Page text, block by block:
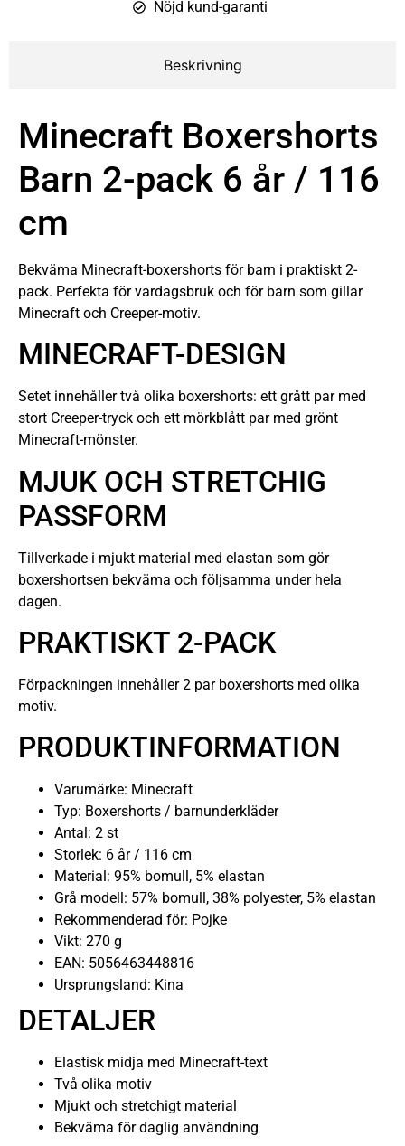
Nöjd kund-garanti
Beskrivning
Minecraft Boxershorts
Barn 2-pack 6 år / 116
cm
Bekväma Minecraft-boxershorts för barn i praktiskt 2-
pack. Perfekta för vardagsbruk och för barn som gillar
Minecraft och Creeper-motiv.
MINECRAFT-DESIGN
Setet innehåller två olika boxershorts: ett grått par med
stort Creeper-tryck och ett mörkblått par med grönt
Minecraft-mönster.
MJUK OCH STRETCHIG
PASSFORM
Tillverkade i mjukt material med elastan som gör
boxershortsen bekväma och följsamma under hela
dagen.
PRAKTISKT 2-PACK
Förpackningen innehåller 2 par boxershorts med olika
motiv.
PRODUKTINFORMATION
Varumärke: Minecraft
Typ: Boxershorts / barnunderkläder
Antal: 2 st
Storlek: 6 år / 116 cm
Material: 95% bomull, 5% elastan
Grå modell: 57% bomull, 38% polyester, 5% elastan
Rekommenderad för: Pojke
Vikt: 270 g
EAN: 5056463448816
Ursprungsland: Kina
DETALJER
Elastisk midja med Minecraft-text
Två olika motiv
Mjukt och stretchigt material
Bekväma för daglig användning